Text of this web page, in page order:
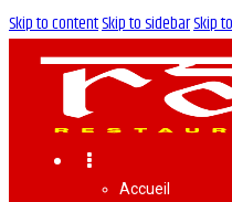
Skip to contentSkip to sidebarSkip
Accueil